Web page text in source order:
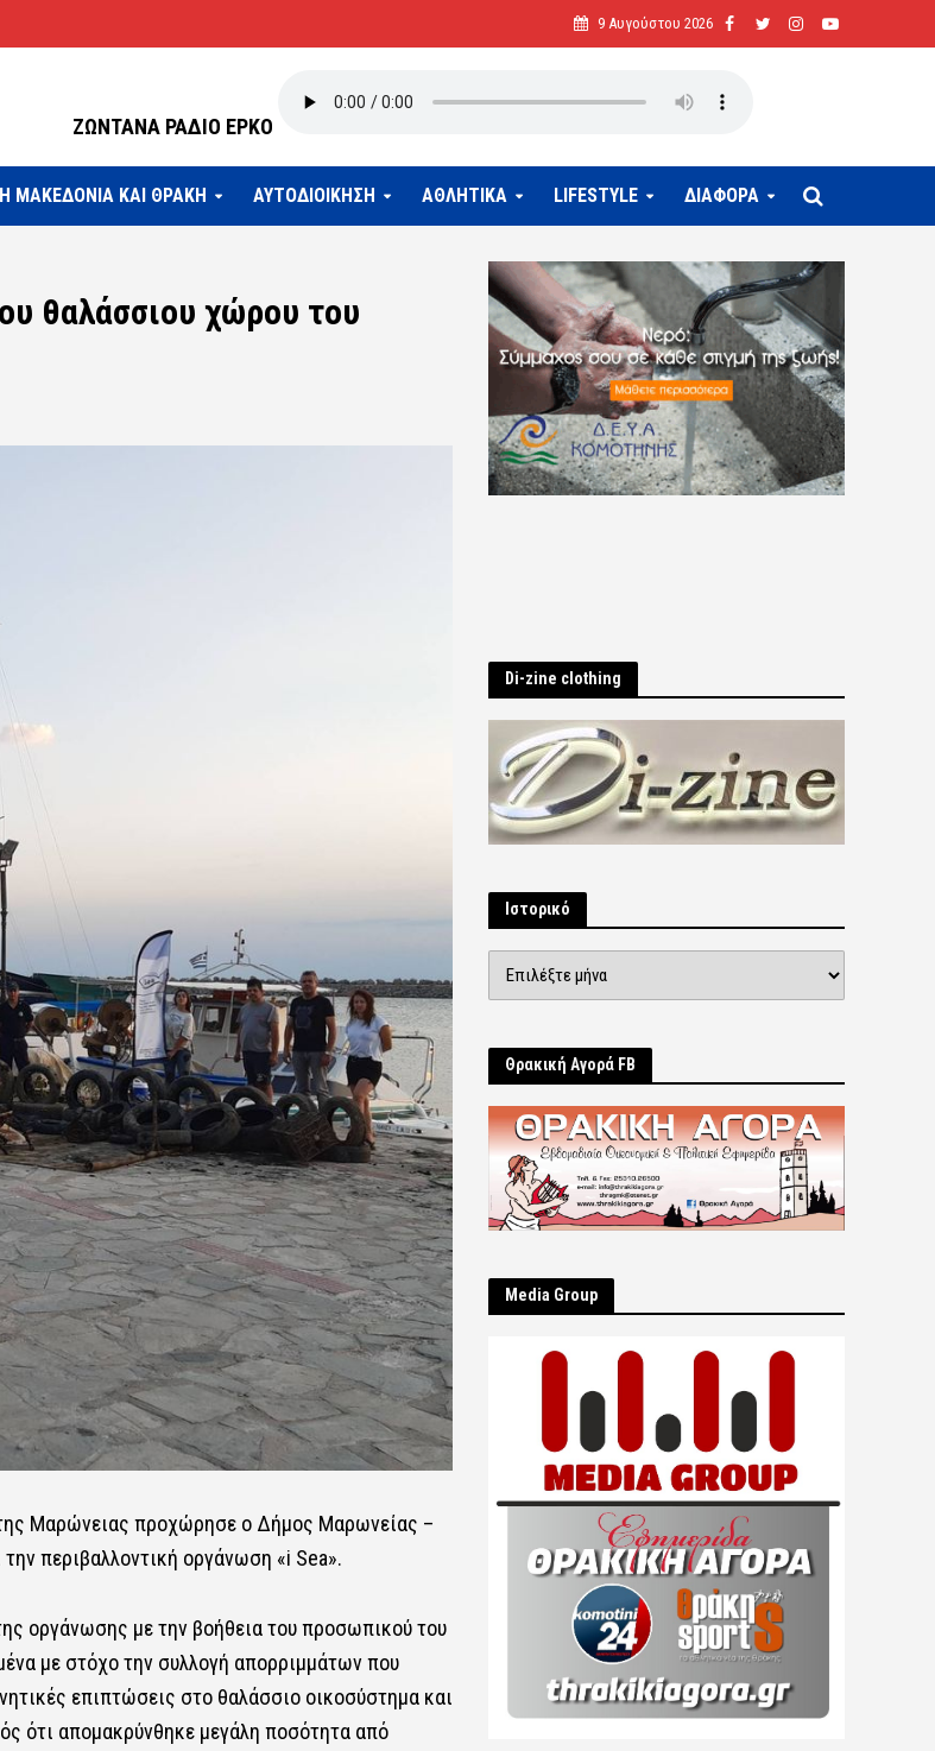
9 Αυγούστου 2026
ΖΩΝΤΑΝΑ ΡΑΔΙΟ ΕΡΚΟ
ΜΑΚΕΔΟΝΙΑ ΚΑΙ ΘΡΑΚΗ ΑΥΤΟΔΙΟΙΚΗΣΗ ΑΘΛΗΤΙΚΑ LIFESTYLE ΔΙΑΦΟΡΑ
θαλάσσιου χώρου του
Μαρώνειας προχώρησε ο Δήμος Μαρωνείας –
περιβαλλοντική οργάνωση «i Sea».
οργάνωσης με την βοήθεια του προσωπικού του
με στόχο την συλλογή απορριμμάτων που
επιπτώσεις στο θαλάσσιο οικοσύστημα και
ότι απομακρύνθηκε μεγάλη ποσότητα από
Di-zine clothing
Ιστορικό
Θρακική Αγορά FB
Μedia Group